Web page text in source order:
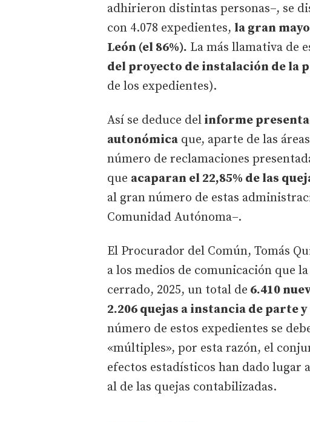
adhirieron distintas personas–, se
con 4.078 expedientes, la gran
León (el 86%). La más llamativa de
del proyecto de instalación de la
de los expedientes).
Así se deduce del informe
autonómica que, aparte de las
número de reclamaciones
que acaparan el 22,85% de las
al gran número de estas
Comunidad Autónoma–.
El Procurador del Común, Tomás
a los medios de comunicación que
cerrado, 2025, un total de 6.410
2.206 quejas a instancia de parte
número de estos expedientes se
«múltiples», por esta razón, el
efectos estadísticos han dado lugar
al de las quejas contabilizadas.